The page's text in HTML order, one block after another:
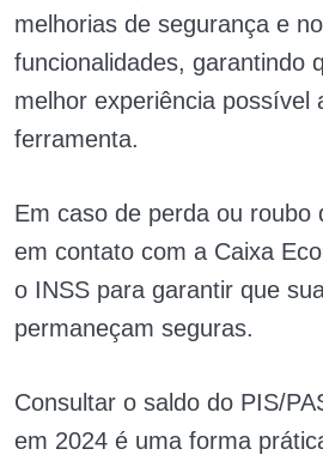
melhorias de segurança e
funcionalidades, garantindo
melhor experiência possível
ferramenta.
Em caso de perda ou roubo
em contato com a Caixa
o INSS para garantir que
permaneçam seguras.
Consultar o saldo do PIS/
em 2024 é uma forma